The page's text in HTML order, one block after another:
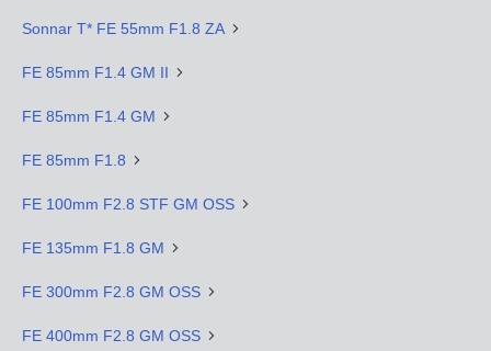
Sonnar T* FE 55mm F1.8 ZA
FE 85mm F1.4 GM II
FE 85mm F1.4 GM
FE 85mm F1.8
FE 100mm F2.8 STF GM OSS
FE 135mm F1.8 GM
FE 300mm F2.8 GM OSS
FE 400mm F2.8 GM OSS